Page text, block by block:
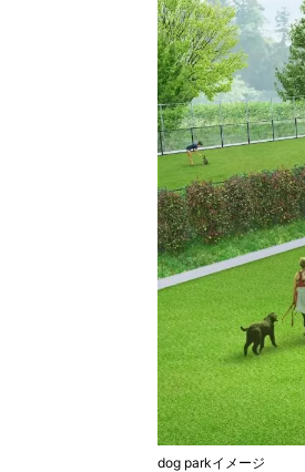
dog parkイメージ